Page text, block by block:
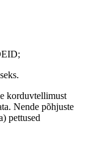
korduvtellimust
Nende põhjuste
pettused